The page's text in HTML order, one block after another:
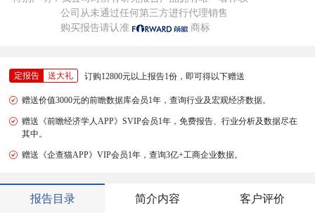
公司从未通过任何第三方进行代理销售
购买报告请认准
商标
定报告 送大礼 订购12800元以上报告1份，即可得以下赠送
赠送价值3000元的前瞻数据库会员1年，查询行业及宏观经济数据。
赠送《前瞻经济学人APP》SVIP会员1年，免费报告、行业分析及数据尽在
其中。
赠送《企查猫APP》VIP会员1年，查询3亿+工商企业数据。
报告目录 简介内容 客户评价